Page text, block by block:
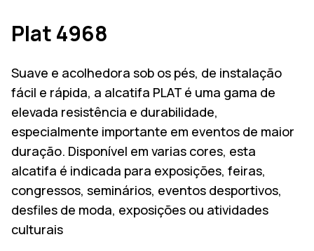
Plat 4968
Suave e acolhedora sob os pés, de instalação
fácil e rápida, a alcatifa PLAT é uma gama de
elevada resistência e durabilidade,
especialmente importante em eventos de maior
duração. Disponível em varias cores, esta
alcatifa é indicada para exposições, feiras,
congressos, seminários, eventos desportivos,
desfiles de moda, exposições ou atividades
culturais